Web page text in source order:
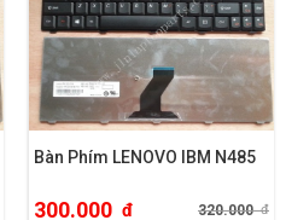
Bàn Phím LENOVO IBM N485
300.000 đ 320.000đ